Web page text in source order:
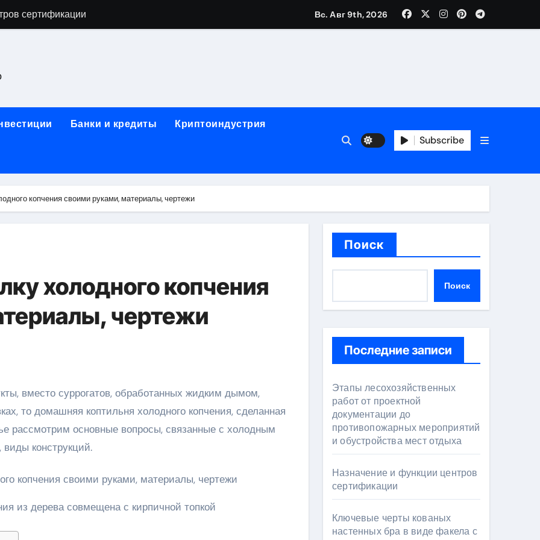
бра в виде факела с эффектом старины
работы на объектах культурного наследия
для международных расчетов
от проектной документации до противопожарных мероприятий и обустройства мест отдыха
Вс. Авг 9th, 2026
Банки и кредиты Криптоиндустрия
Subscribe
копчения своими руками, материалы, чертежи
холодного копчения
чертежи
то домашняя коптильня холодного копчения, сделанная
рассмотрим основные вопросы, связанные с холодным
конструкций.
из дерева совмещена с кирпичной топкой
Поиск
Поиск
Последние записи
Этапы лесохозяйственных
работ от проектной
документации до
противопожарных мероприятий
и обустройства мест отдыха
Назначение и функции центров
сертификации
Ключевые черты кованых
настенных бра в виде факела с